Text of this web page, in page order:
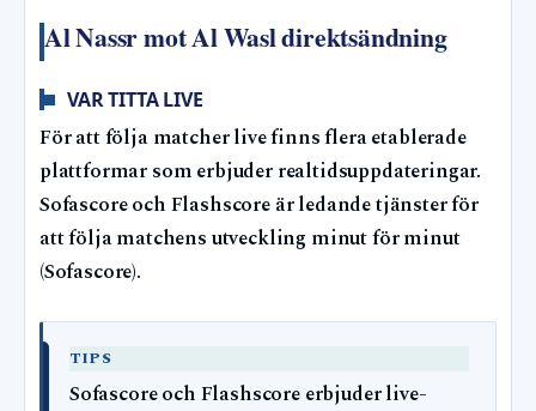
Al Nassr mot Al Wasl direktsändning
VAR TITTA LIVE
För att följa matcher live finns flera etablerade
plattformar som erbjuder realtidsuppdateringar.
Sofascore och Flashscore är ledande tjänster för
att följa matchens utveckling minut för minut
(Sofascore).
TIPS
Sofascore och Flashscore erbjuder live-